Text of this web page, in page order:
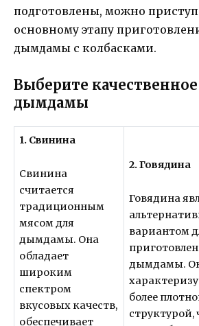
подготовлены, можно
основному этапу
дымдамы с колбасками.
Выберите
дымдамы
1. Свинина
Свинина
считается
традиционным
мясом для
дымдамы. Она
обладает
широким
спектром
вкусовых качеств,
обеспечивает
2. Говядина
Говядина
вариантом
дымдамы.
более
структурой,